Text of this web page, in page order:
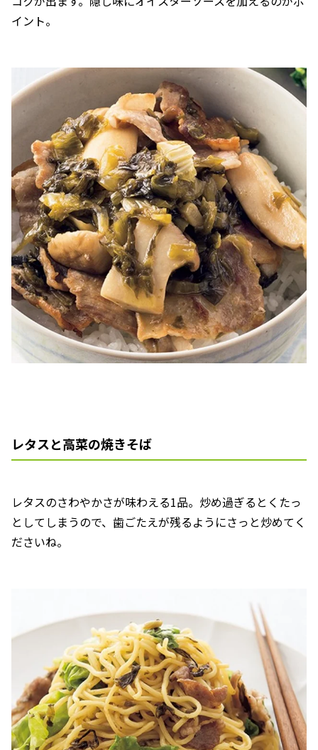
イント。
レタスと高菜の焼きそば
レタスのさわやかさが味わえる1品。炒め過ぎるとくたっ
としてしまうので、歯ごたえが残るようにさっと炒めてく
ださいね。